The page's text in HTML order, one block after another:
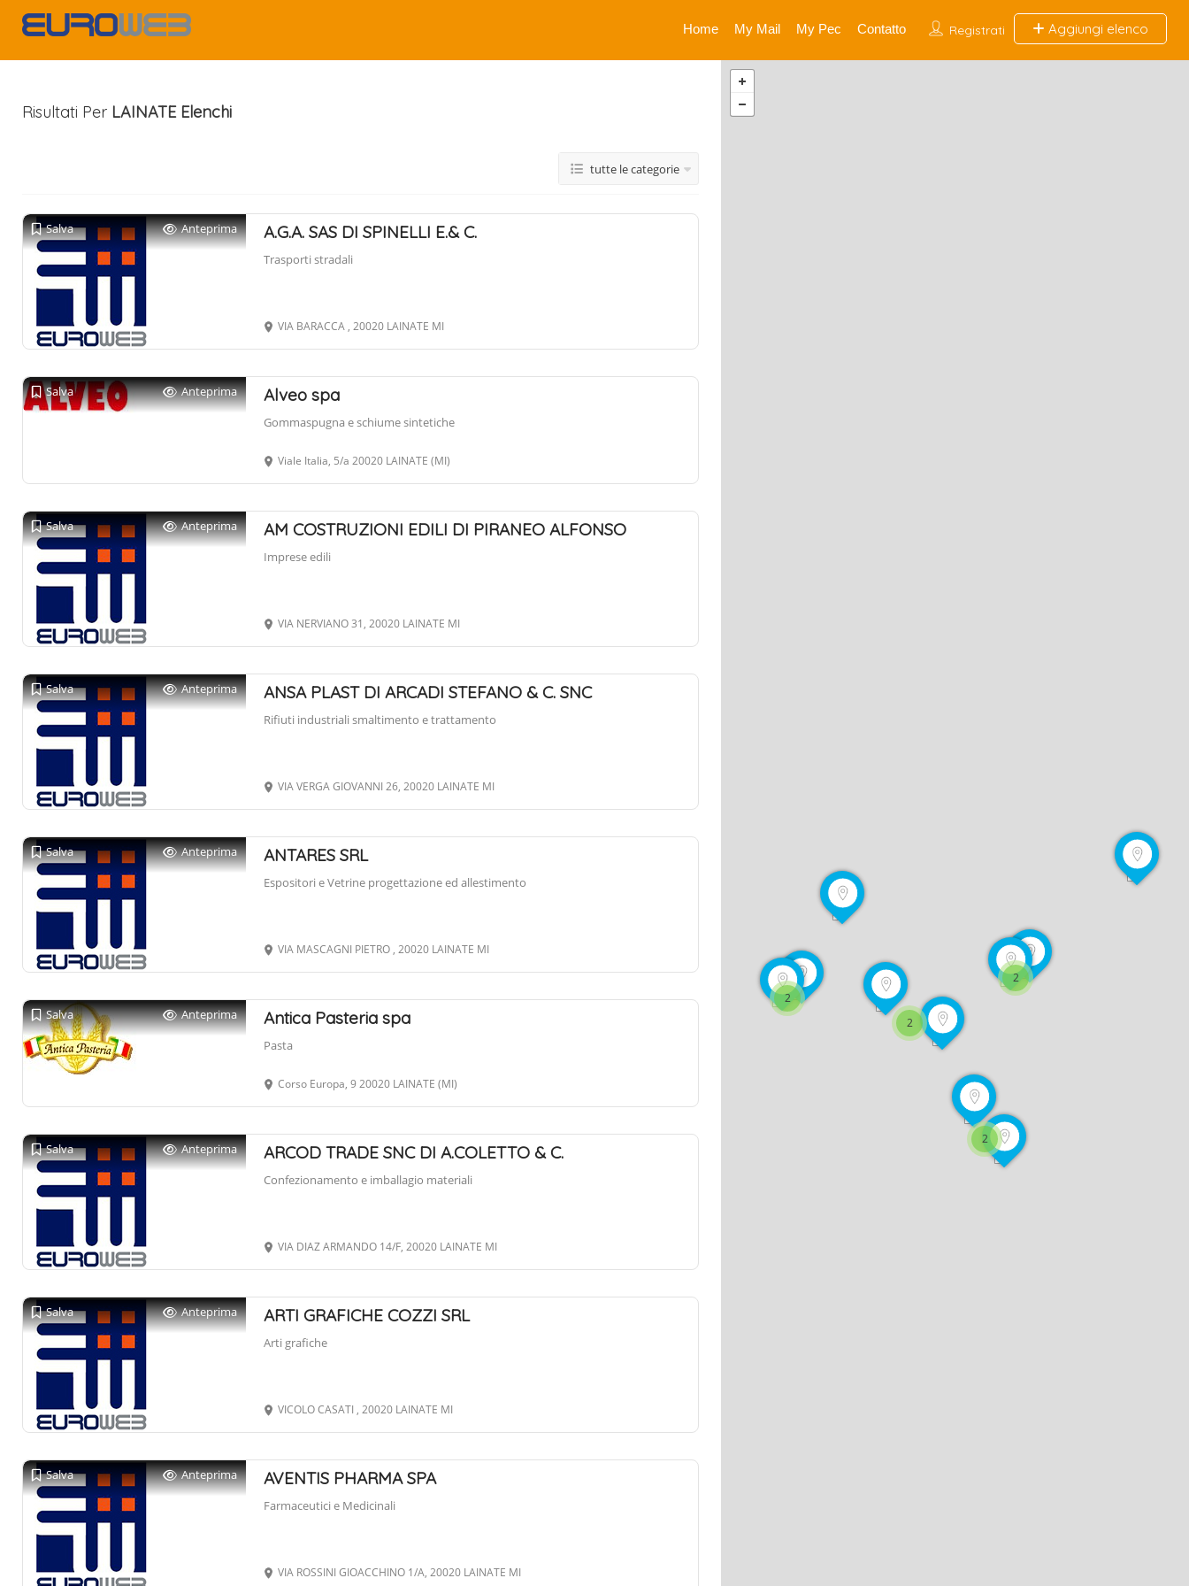
Registrati Aggiungi elenco
Home My Mail My Pec Contatto
2
2
2
2
Risultati Per LAINATE Elenchi
tutte le categorie
Salva Anteprima A.G.A. SAS DI SPINELLI E.& C.
Trasporti stradali
VIA BARACCA , 20020 LAINATE MI
Salva Anteprima Alveo spa
Gommaspugna e schiume sintetiche
Viale Italia, 5/a 20020 LAINATE (MI)
Salva Anteprima AM COSTRUZIONI EDILI DI PIRANEO ALFONSO
Imprese edili
VIA NERVIANO 31, 20020 LAINATE MI
Salva Anteprima ANSA PLAST DI ARCADI STEFANO & C. SNC
Rifiuti industriali smaltimento e trattamento
VIA VERGA GIOVANNI 26, 20020 LAINATE MI
Salva Anteprima ANTARES SRL
Espositori e Vetrine progettazione ed allestimento
VIA MASCAGNI PIETRO , 20020 LAINATE MI
Salva Anteprima Antica Pasteria spa
Pasta
Corso Europa, 9 20020 LAINATE (MI)
Salva Anteprima ARCOD TRADE SNC DI A.COLETTO & C.
Confezionamento e imballagio materiali
VIA DIAZ ARMANDO 14/F, 20020 LAINATE MI
Salva Anteprima ARTI GRAFICHE COZZI SRL
Arti grafiche
VICOLO CASATI , 20020 LAINATE MI
Salva Anteprima AVENTIS PHARMA SPA
Farmaceutici e Medicinali
VIA ROSSINI GIOACCHINO 1/A, 20020 LAINATE MI